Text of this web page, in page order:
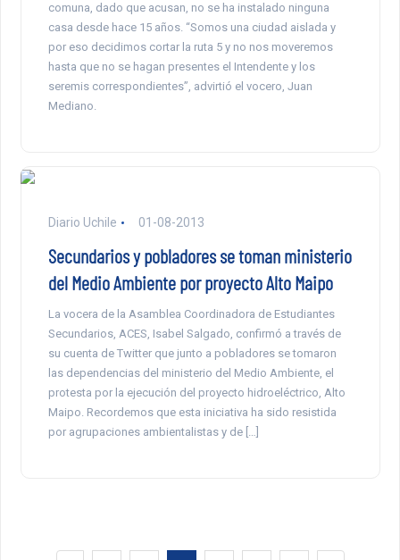
comuna, dado que acusan, no se ha instalado ninguna
casa desde hace 15 años. “Somos una ciudad aislada y
por eso decidimos cortar la ruta 5 y no nos moveremos
hasta que no se hagan presentes el Intendente y los
seremis correspondientes”, advirtió el vocero, Juan
Mediano.
Diario Uchile 01-08-2013
Secundarios y pobladores se toman ministerio
del Medio Ambiente por proyecto Alto Maipo
La vocera de la Asamblea Coordinadora de Estudiantes
Secundarios, ACES, Isabel Salgado, confirmó a través de
su cuenta de Twitter que junto a pobladores se tomaron
las dependencias del ministerio del Medio Ambiente, el
protesta por la ejecución del proyecto hidroeléctrico, Alto
Maipo. Recordemos que esta iniciativa ha sido resistida
por agrupaciones ambientalistas y de […]